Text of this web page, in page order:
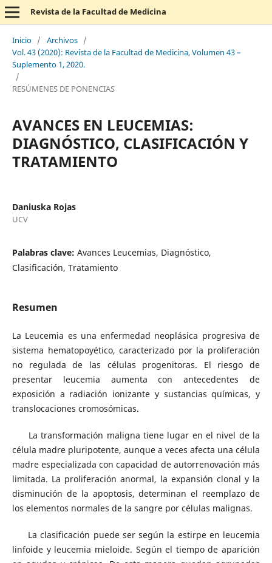
Revista de la Facultad de Medicina
Inicio / Archivos /
Vol. 43 (2020): Revista de la Facultad de Medicina, Volumen 43 –
Suplemento 1, 2020.
/
RESÚMENES DE PONENCIAS
AVANCES EN LEUCEMIAS:
DIAGNÓSTICO, CLASIFICACIÓN Y
TRATAMIENTO
Daniuska Rojas
UCV
Palabras clave: Avances Leucemias, Diagnóstico,
Clasificación, Tratamiento
Resumen
La Leucemia es una enfermedad neoplásica progresiva de
sistema hematopoyético, caracterizado por la proliferación
no regulada de las células progenitoras. El riesgo de
presentar leucemia aumenta con antecedentes de
exposición a radiación ionizante y sustancias químicas, y
translocaciones cromosómicas.
La transformación maligna tiene lugar en el nivel de la
célula madre pluripotente, aunque a veces afecta una célula
madre especializada con capacidad de autorrenovación más
limitada. La proliferación anormal, la expansión clonal y la
disminución de la apoptosis, determinan el reemplazo de
los elementos normales de la sangre por células malignas.
La clasificación puede ser según la estirpe en leucemia
linfoide y leucemia mieloide. Según el tiempo de aparición